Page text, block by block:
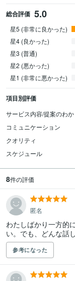
総合評価 5.0
星5 (非常に良かった)
星4 (良かった)
星3 (普通)
星2 (悪かった)
星1 (非常に悪かった)
項目別評価
サービス内容/提案のわ
コミュニケーション
クオリティ
スケジュール
8件の評価
匿名
わたしばかり一方的
い。でも、どんな話
参考になった